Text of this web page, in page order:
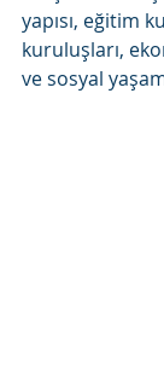
yapısı, eğitim
kuruluşları,
ve sosyal